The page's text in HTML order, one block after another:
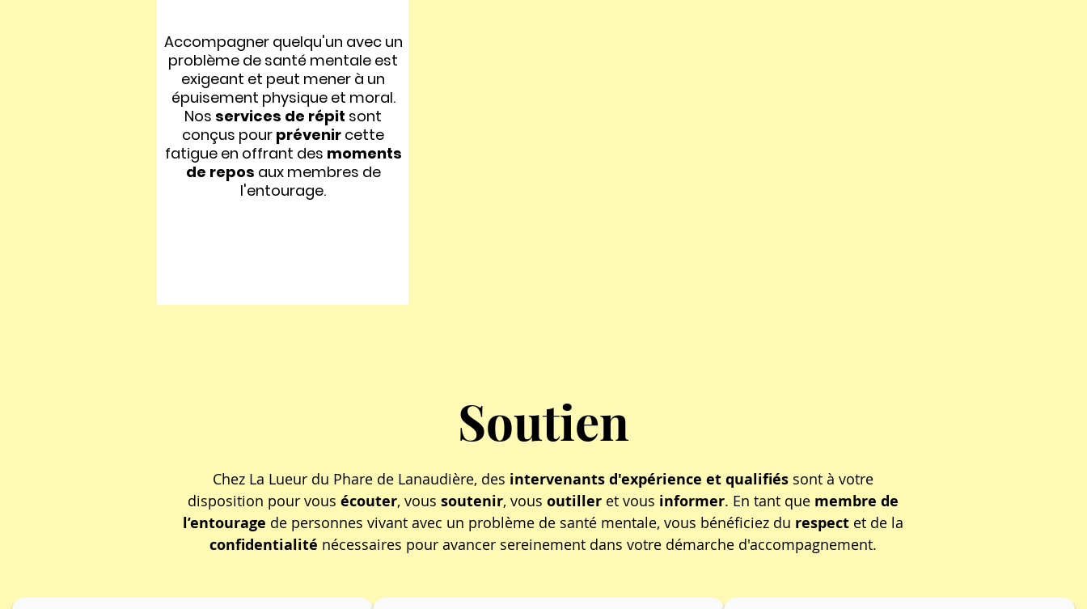
Accompagner quelqu'un avec un
problème de santé mentale est
exigeant et peut mener à un
épuisement physique et moral.
Nos services de répit sont
conçus pour prévenir cette
fatigue en offrant des moments
de repos aux membres de
l'entourage.
Soutien
Chez La Lueur du Phare de Lanaudière, des intervenants d'expérience et qualifiés sont à votre
disposition pour vous écouter, vous soutenir, vous outiller et vous informer. En tant que membre de
l’entourage de personnes vivant avec un problème de santé mentale, vous bénéficiez du respect et de la
confidentialité nécessaires pour avancer sereinement dans votre démarche d'accompagnement.